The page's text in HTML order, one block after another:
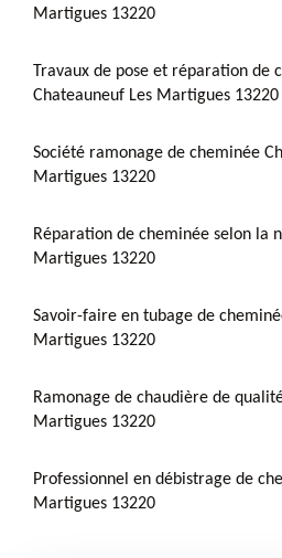
Martigues 13220
Travaux de pose et réparation de
Chateauneuf Les Martigues 13220
Société ramonage de cheminée
Martigues 13220
Réparation de cheminée selon la
Martigues 13220
Savoir-faire en tubage de
Martigues 13220
Ramonage de chaudière de
Martigues 13220
Professionnel en débistrage de
Martigues 13220